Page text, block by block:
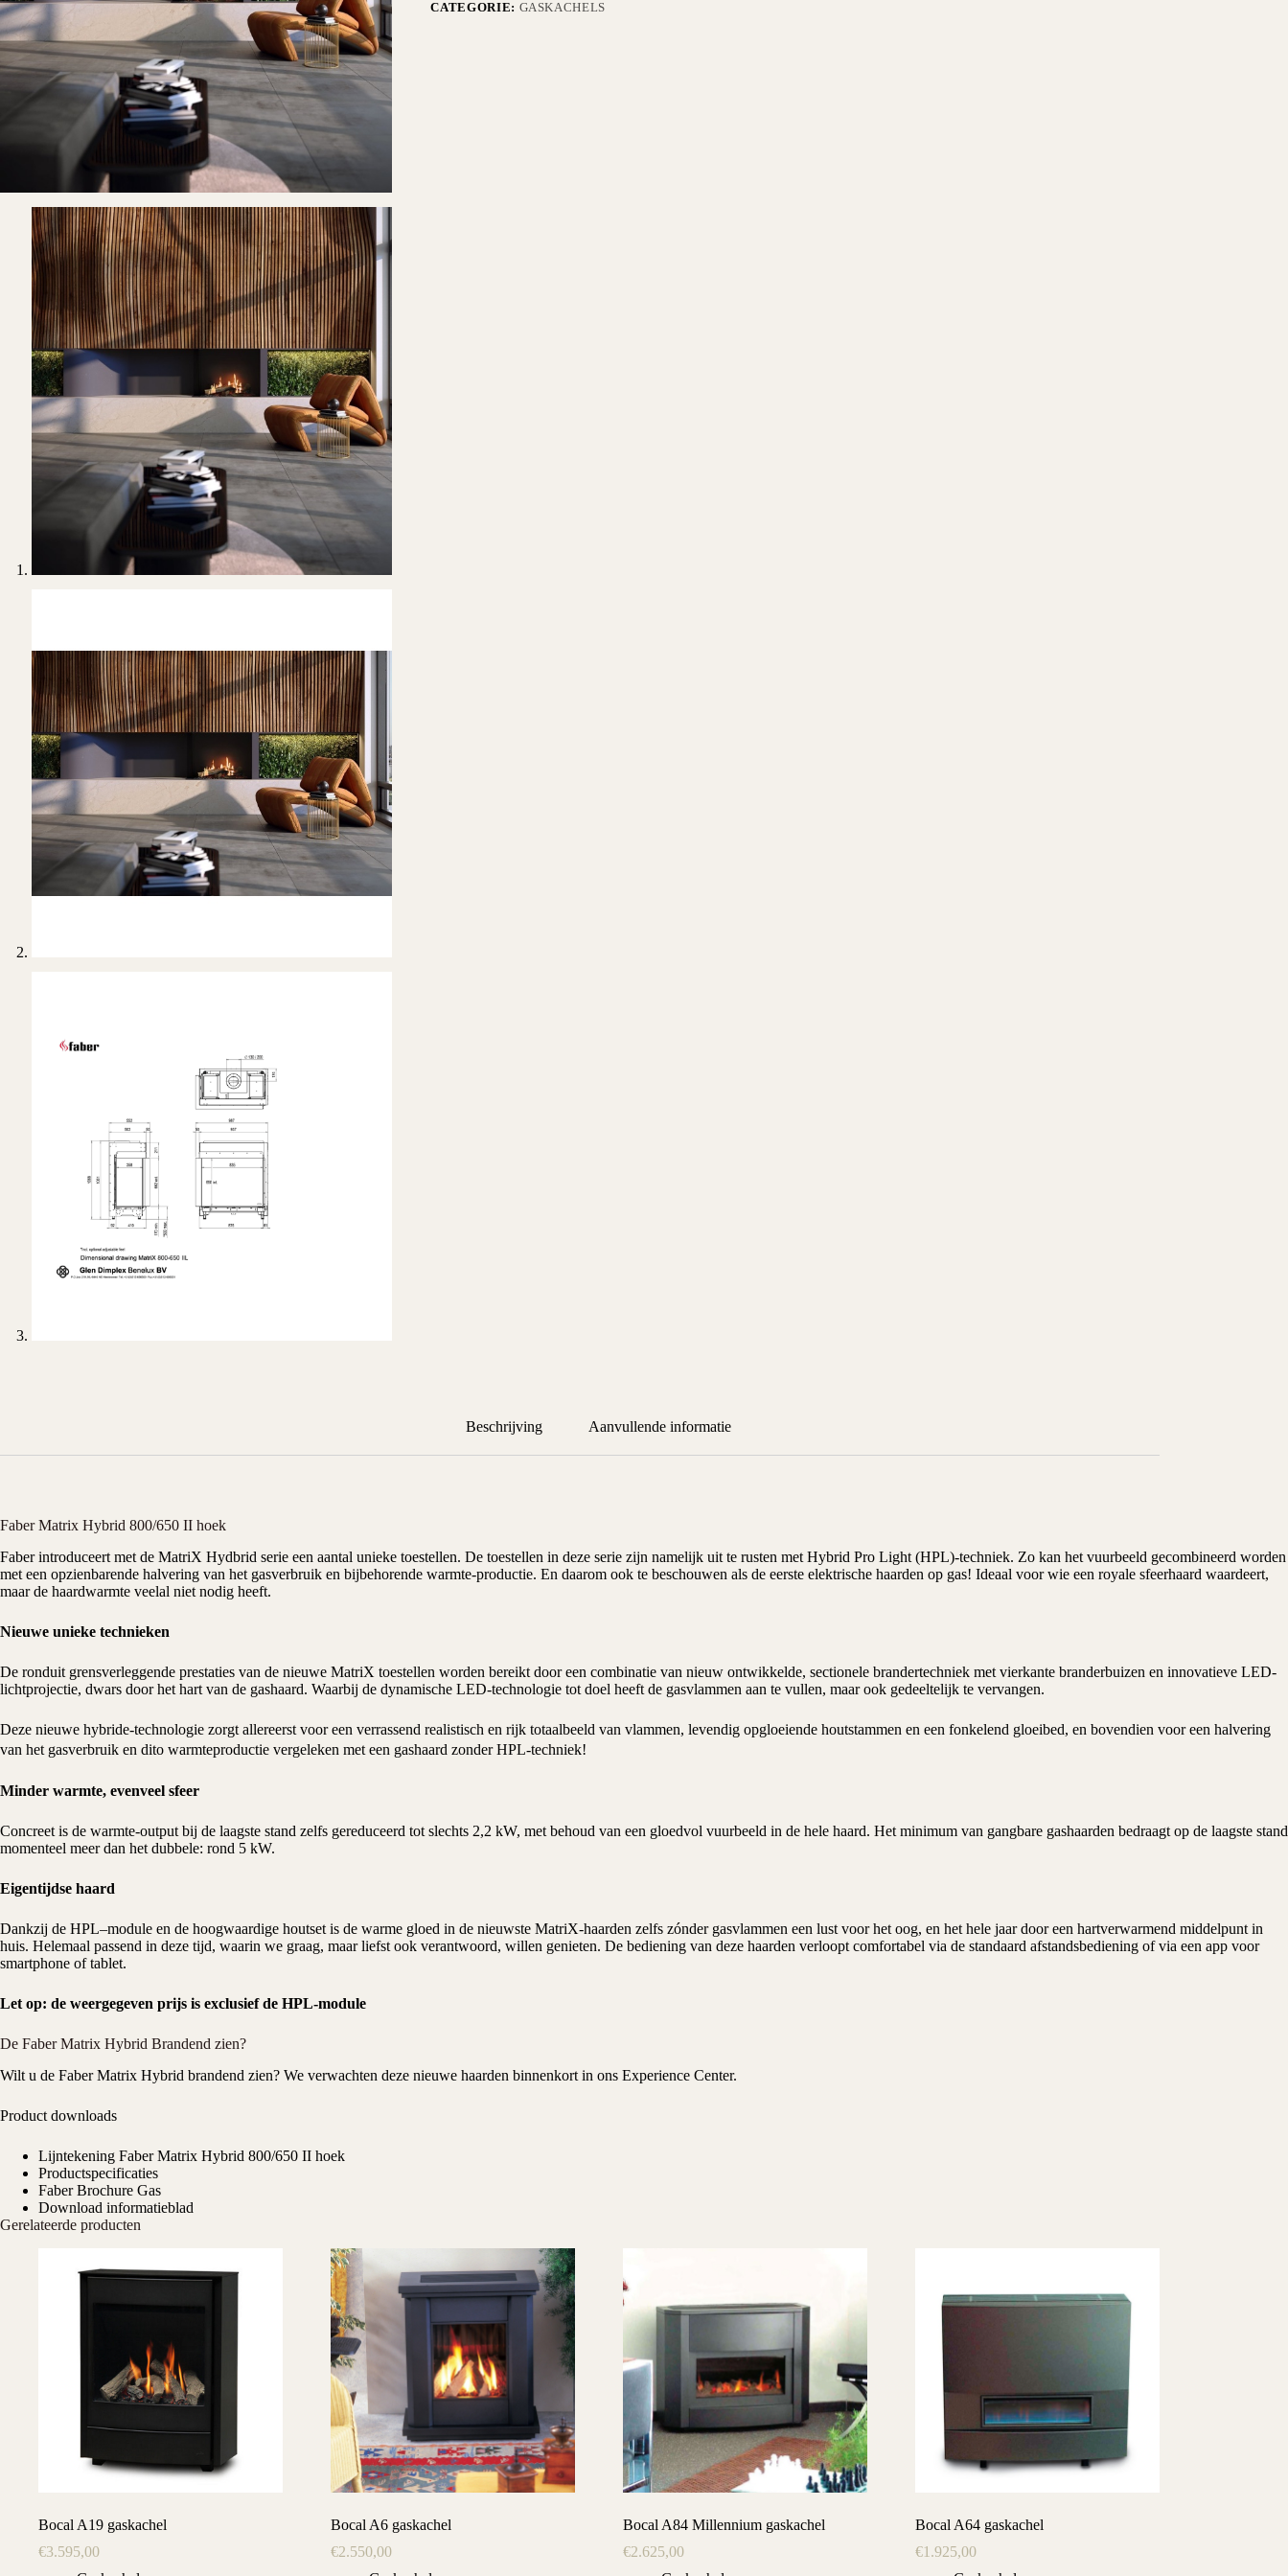
CATEGORIE: GASKACHELS
Beschrijving Aanvullende informatie
Faber Matrix Hybrid 800/650 II hoek
Faberintroduceert met de MatriX Hydbrid serie een aantal unieke toestellen. De toestellen in deze serie zijn namelijk uit te rusten met Hybrid Pro Light (HPL)-techniek. Zo kan het vuurbeeld gecombineerd worden
met een opzienbarende halvering van het gasverbruik en bijbehorende warmte-productie. En daarom ook te beschouwen als de eerste elektrische haarden op gas! Ideaal voor wie een royale sfeerhaard waardeert,
maar de haardwarmte veelal niet nodig heeft.
Nieuwe unieke technieken
De ronduit grensverleggende prestaties van de nieuwe MatriX toestellen worden bereikt door een combinatie van nieuw ontwikkelde, sectionele brandertechniek met vierkante branderbuizen en innovatieve LED-
lichtprojectie, dwars door het hart van de gashaard. Waarbij de dynamische LED-technologie tot doel heeft de gasvlammen aan te vullen, maar ook gedeeltelijk te vervangen.
Deze nieuwe hybride-technologie zorgt allereerst voor een verrassend realistisch en rijk totaalbeeld van vlammen, levendig opgloeiende houtstammen en een fonkelend gloeibed, en bovendien voor een halvering
van het gasverbruik en dito warmteproductie vergeleken met een gashaard zonder HPL-techniek!
Minder warmte, evenveel sfeer
Concreet is de warmte-output bij de laagste stand zelfs gereduceerd tot slechts 2,2 kW, met behoud van een gloedvol vuurbeeld in de hele haard. Het minimum van gangbare gashaarden bedraagt op de laagste stand
momenteel meer dan het dubbele: rond 5 kW.
Eigentijdse haard
Dankzij de HPL–module en de hoogwaardige houtset is de warme gloed in de nieuwste MatriX-haarden zelfs zónder gasvlammen een lust voor het oog, en het hele jaar door een hartverwarmend middelpunt in
huis. Helemaal passend in deze tijd, waarin we graag, maar liefst ook verantwoord, willen genieten. De bediening van deze haarden verloopt comfortabel via de standaard afstandsbediening of via een app voor
smartphone of tablet.
Let op: de weergegeven prijs is exclusief de HPL-module
De Faber Matrix Hybrid Brandend zien?
Wilt u de Faber Matrix Hybrid brandend zien? We verwachten deze nieuwe haarden binnenkort in ons Experience Center.
Product downloads
Lijntekening Faber Matrix Hybrid 800/650 II hoek
Productspecificaties
Faber Brochure Gas
Download informatieblad
Gerelateerde producten
Bocal A19 gaskachel
€3.595,00
Bocal A6 gaskachel
€2.550,00
Bocal A84 Millennium gaskachel
€2.625,00
Bocal A64 gaskachel
€1.925,00